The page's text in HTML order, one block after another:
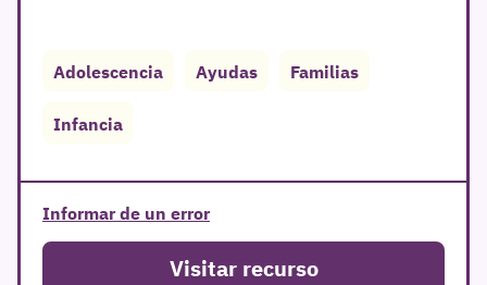
Adolescencia Ayudas Familias
Infancia
Informar de un error
Visitar recurso